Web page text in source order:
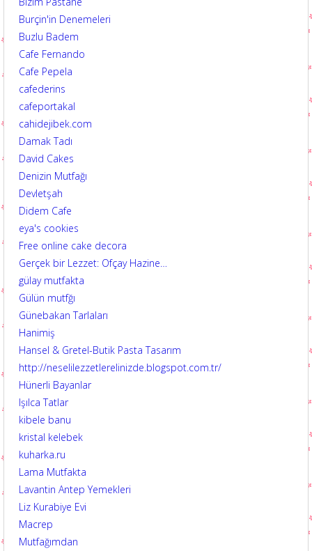
Burçin'in Denemeleri
Buzlu Badem
Cafe Fernando
Cafe Pepela
cafederins
cafeportakal
cahidejibek.com
Damak Tadı
David Cakes
Denizin Mutfağı
Devletşah
Didem Cafe
eya's cookies
Free online cake decora
Gerçek bir Lezzet: Ofçay Hazine…
gülay mutfakta
Gülün mutfğı
Günebakan Tarlaları
Hanimiş
Hansel & Gretel-Butik Pasta Tasarım
http://neselilezzetlerelinizde.blogspot.com.tr/
Hünerli Bayanlar
Işılca Tatlar
kibele banu
kristal kelebek
kuharka.ru
Lama Mutfakta
Lavantin Antep Yemekleri
Liz Kurabiye Evi
Macrep
Mutfağımdan